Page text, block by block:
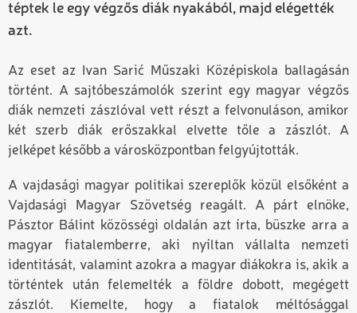
téptek le egy végzős diák nyakából, majd elégették
azt.
Az eset az Ivan Sarić Műszaki Középiskola ballagásán
történt. A sajtóbeszámolók szerint egy magyar végzős
diák nemzeti zászlóval vett részt a felvonuláson, amikor
két szerb diák erőszakkal elvette tőle a zászlót. A
jelképet később a városközpontban felgyújtották.
A vajdasági magyar politikai szereplők közül elsőként a
Vajdasági Magyar Szövetség reagált. A párt elnöke,
Pásztor Bálint közösségi oldalán azt írta, büszke arra a
magyar fiatalemberre, aki nyíltan vállalta nemzeti
identitását, valamint azokra a magyar diákokra is, akik a
történtek után felemelték a földre dobott, megégett
zászlót. Kiemelte, hogy a fiatalok méltósággal